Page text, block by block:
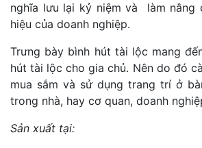
nghĩa lưu lại kỷ niệm và làm nâng
hiệu của doanh nghiệp.
Trưng bày bình hút tài lộc mang
hút tài lộc cho gia chủ. Nên do đó
mua sắm và sử dụng trang trí ở
trong nhà, hay cơ quan, doanh
Sản xuất tại: